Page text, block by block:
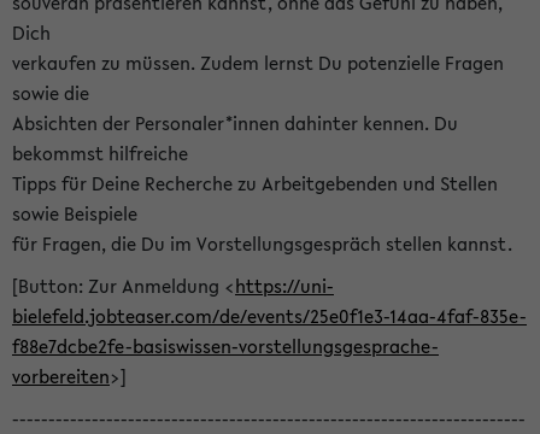
Dich
verkaufen zu müssen. Zudem lernst Du potenzielle Fragen
sowie die
Absichten der Personaler*innen dahinter kennen. Du
bekommst hilfreiche
Tipps für Deine Recherche zu Arbeitgebenden und Stellen
sowie Beispiele
für Fragen, die Du im Vorstellungsgespräch stellen kannst.
[Button: Zur Anmeldung <https://uni-
bielefeld.jobteaser.com/de/events/25e0f1e3-14aa-4faf-835e-
f88e7dcbe2fe-basiswissen-vorstellungsgesprache-
vorbereiten>]
-----------------------------------------------------------------------